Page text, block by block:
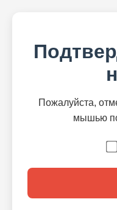
Пожалуйста,
мышью